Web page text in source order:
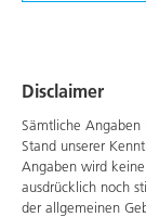
Disclaimer
Sämtliche
Stand unserer
Angaben wird
ausdrücklich noch
der allgemeinen